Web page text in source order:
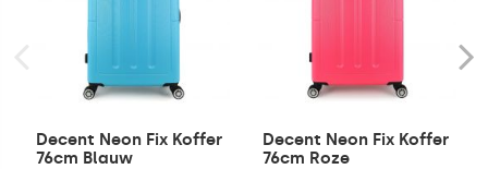
Decent Neon Fix Koffer
76cm Blauw
Decent Neon Fix Koffer
76cm Roze